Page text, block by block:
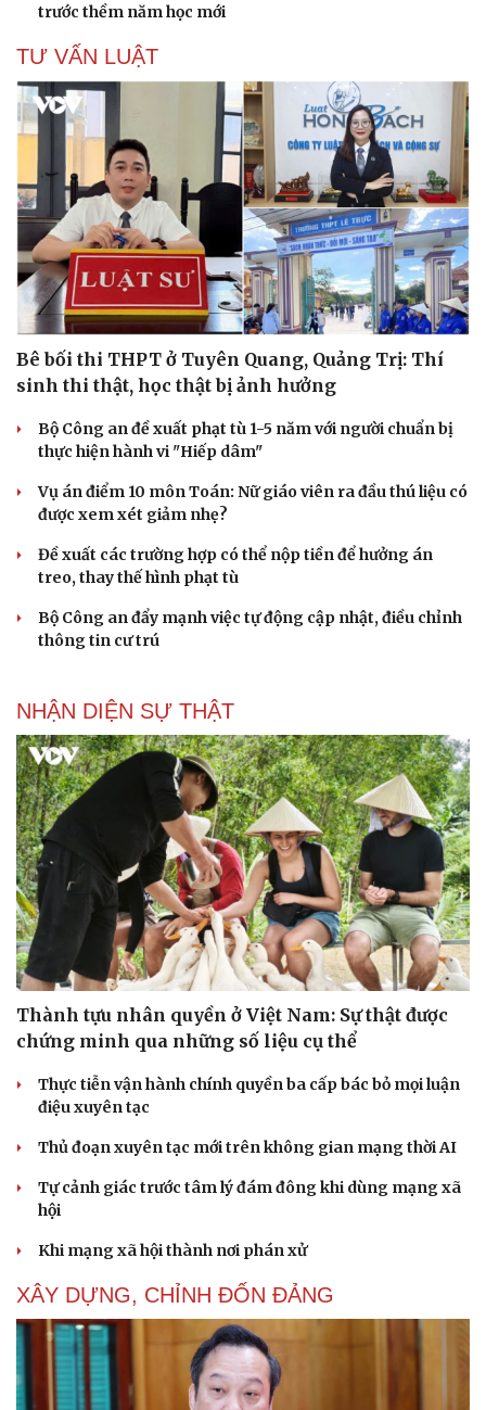
Sân khấu - Điện ảnh
Văn học
Âm nhạc
Di sản
Thời trang
Sao Việt
trước thềm năm học mới
TƯ VẤN LUẬT
Bê bối thi THPT ở Tuyên Quang, Quảng Trị: Thí
sinh thi thật, học thật bị ảnh hưởng
Bộ Công an đề xuất phạt tù 1-5 năm với người chuẩn bị
thực hiện hành vi "Hiếp dâm"
Vụ án điểm 10 môn Toán: Nữ giáo viên ra đầu thú liệu có
được xem xét giảm nhẹ?
Đề xuất các trường hợp có thể nộp tiền để hưởng án
treo, thay thế hình phạt tù
Bộ Công an đẩy mạnh việc tự động cập nhật, điều chỉnh
thông tin cư trú
NHẬN DIỆN SỰ THẬT
Thành tựu nhân quyền ở Việt Nam: Sự thật được
chứng minh qua những số liệu cụ thể
Thực tiễn vận hành chính quyền ba cấp bác bỏ mọi luận
điệu xuyên tạc
Thủ đoạn xuyên tạc mới trên không gian mạng thời AI
Tự cảnh giác trước tâm lý đám đông khi dùng mạng xã
hội
Khi mạng xã hội thành nơi phán xử
XÂY DỰNG, CHỈNH ĐỐN ĐẢNG